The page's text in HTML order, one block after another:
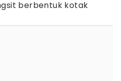
berbentuk kotak